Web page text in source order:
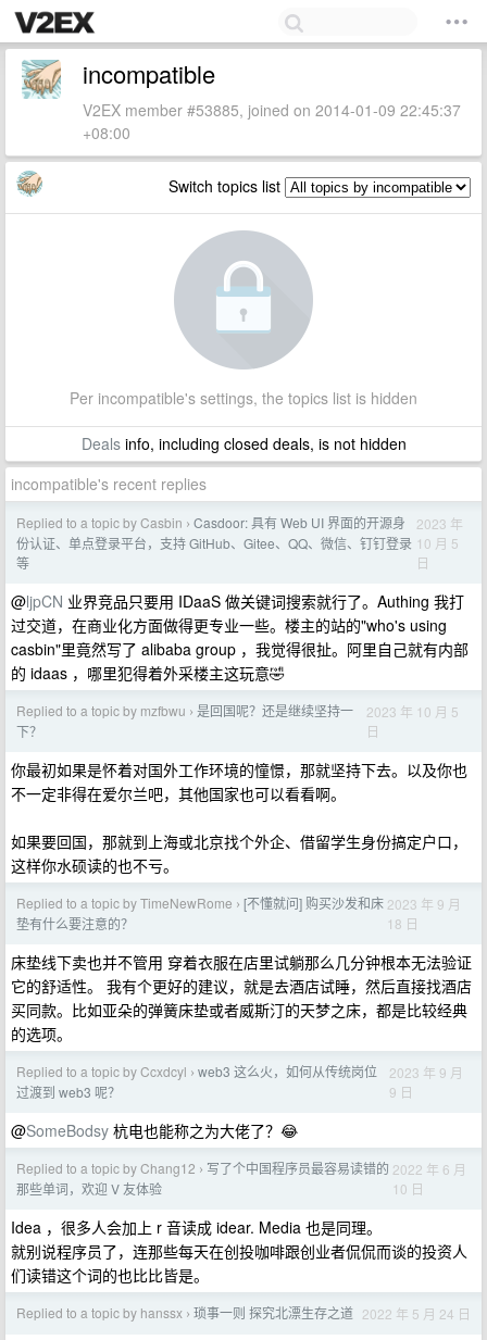
incompatible
V2EX member #53885, joined on 2014-01-09 22:45:37
+08:00
Switch topics list
Per incompatible's settings, the topics list is hidden
Dealsinfo, including closed deals, is not hidden
incompatible's recent replies
Replied to a topic by Casbin › Casdoor: 具有 Web UI 界面的开源身
份认证、单点登录平台，支持 GitHub、Gitee、QQ、微信、钉钉登录
等
2023 年
10 月 5
日
@ljpCN 业界竞品只要用 IDaaS 做关键词搜索就行了。Authing 我打
过交道，在商业化方面做得更专业一些。楼主的站的"who's using
casbin"里竟然写了 alibaba group ，我觉得很扯。阿里自己就有内部
的 idaas ，哪里犯得着外采楼主这玩意🤣
Replied to a topic by mzfbwu › 是回国呢？还是继续坚持一
下？
2023 年 10 月 5
日
你最初如果是怀着对国外工作环境的憧憬，那就坚持下去。以及你也
不一定非得在爱尔兰吧，其他国家也可以看看啊。
如果要回国，那就到上海或北京找个外企、借留学生身份搞定户口，
这样你水硕读的也不亏。
Replied to a topic by TimeNewRome › [不懂就问] 购买沙发和床
垫有什么要注意的？
2023 年 9 月
18 日
床垫线下卖也并不管用 穿着衣服在店里试躺那么几分钟根本无法验证
它的舒适性。 我有个更好的建议，就是去酒店试睡，然后直接找酒店
买同款。比如亚朵的弹簧床垫或者威斯汀的天梦之床，都是比较经典
的选项。
Replied to a topic by Ccxdcyl › web3 这么火，如何从传统岗位
过渡到 web3 呢？
2023 年 9 月
9 日
@SomeBodsy 杭电也能称之为大佬了？😂
Replied to a topic by Chang12 › 写了个中国程序员最容易读错的
那些单词，欢迎 V 友体验
2022 年 6 月
10 日
Idea ，很多人会加上 r 音读成 idear. Media 也是同理。
就别说程序员了，连那些每天在创投咖啡跟创业者侃侃而谈的投资人
们读错这个词的也比比皆是。
Replied to a topic by hanssx › 琐事一则 探究北漂生存之道 2022 年 5 月 24 日